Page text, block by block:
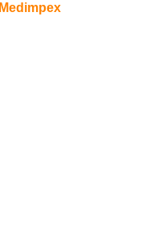
Medimpex